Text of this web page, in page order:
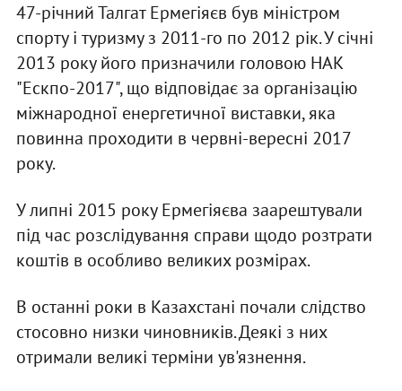
47-річний Талгат Ермегіяєв був міністром
спорту і туризму з 2011-го по 2012 рік. У січні
2013 року його призначили головою НАК
"Ескпо-2017", що відповідає за організацію
міжнародної енергетичної виставки, яка
повинна проходити в червні-вересні 2017
року.
У липні 2015 року Ермегіяєва заарештували
під час розслідування справи щодо розтрати
коштів в особливо великих розмірах.
В останні роки в Казахстані почали слідство
стосовно низки чиновників. Деякі з них
отримали великі терміни ув'язнення.